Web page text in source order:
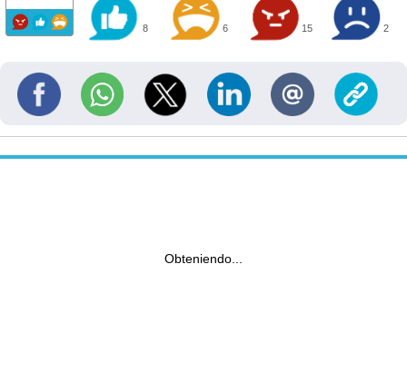
8 6 15 2
Obteniendo...